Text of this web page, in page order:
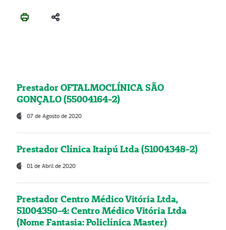
Prestador OFTALMOCLÍNICA SÃO
GONÇALO (55004164-2)
07 de Agosto de 2020
Prestador Clínica Itaipú Ltda (51004348-2)
01 de Abril de 2020
Prestador Centro Médico Vitória Ltda,
51004350-4: Centro Médico Vitória Ltda
(Nome Fantasia: Policlínica Master)